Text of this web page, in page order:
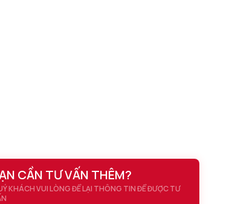
CẦN TƯ VẤN THÊM?
KHÁCH VUI LÒNG ĐỂ LẠI THÔNG TIN ĐỂ ĐƯỢC TƯ